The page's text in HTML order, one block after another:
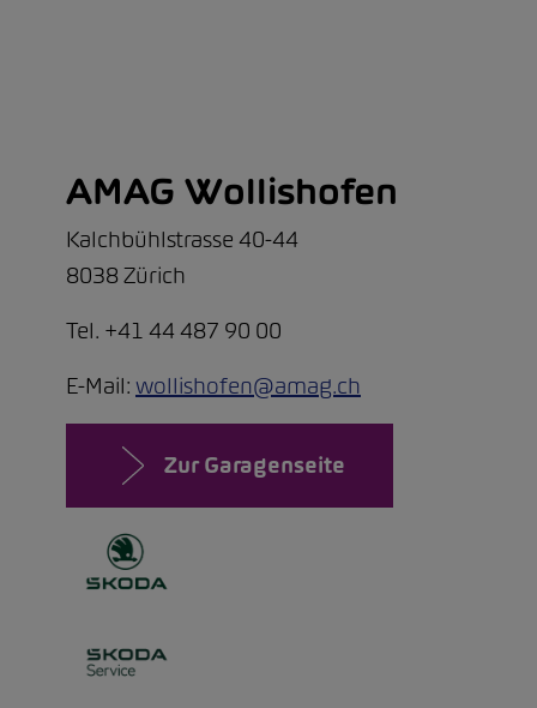
AMAG Wollishofen
Kalchbühlstrasse 40-44
8038 Zürich
Tel. +41 44 487 90 00
E-Mail: wollishofen@amag.ch
Zur Garagenseite